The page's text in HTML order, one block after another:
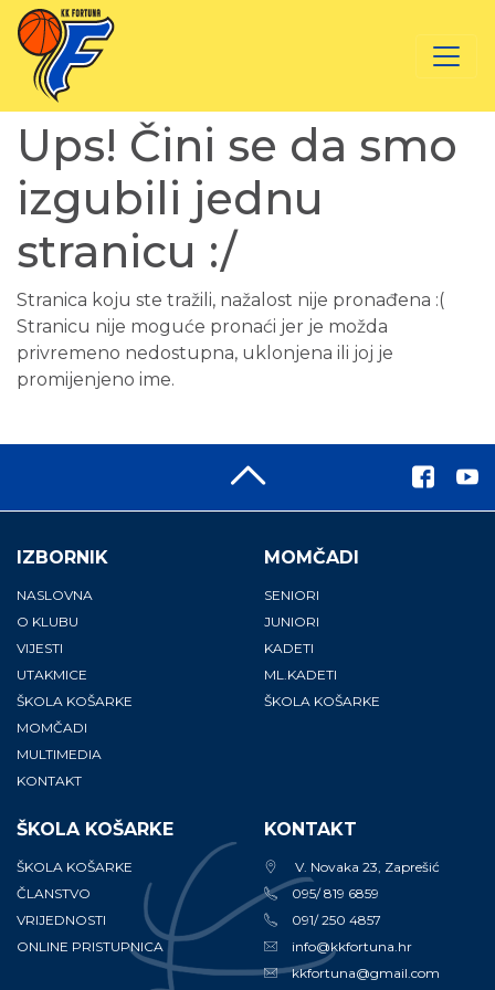
Ups! Čini se da smo
izgubili jednu
stranicu :/
Stranica koju ste tražili, nažalost nije pronađena :(
Stranicu nije moguće pronaći jer je možda
privremeno nedostupna, uklonjena ili joj je
promijenjeno ime.
IZBORNIK
NASLOVNA
O KLUBU
VIJESTI
UTAKMICE
ŠKOLA KOŠARKE
MOMČADI
MULTIMEDIA
KONTAKT
MOMČADI
SENIORI
JUNIORI
KADETI
ML.KADETI
ŠKOLA KOŠARKE
ŠKOLA KOŠARKE
ŠKOLA KOŠARKE
ČLANSTVO
VRIJEDNOSTI
ONLINE PRISTUPNICA
KONTAKT
V. Novaka 23, Zaprešić
095/ 819 6859
091/ 250 4857
info@kkfortuna.hr
kkfortuna@gmail.com